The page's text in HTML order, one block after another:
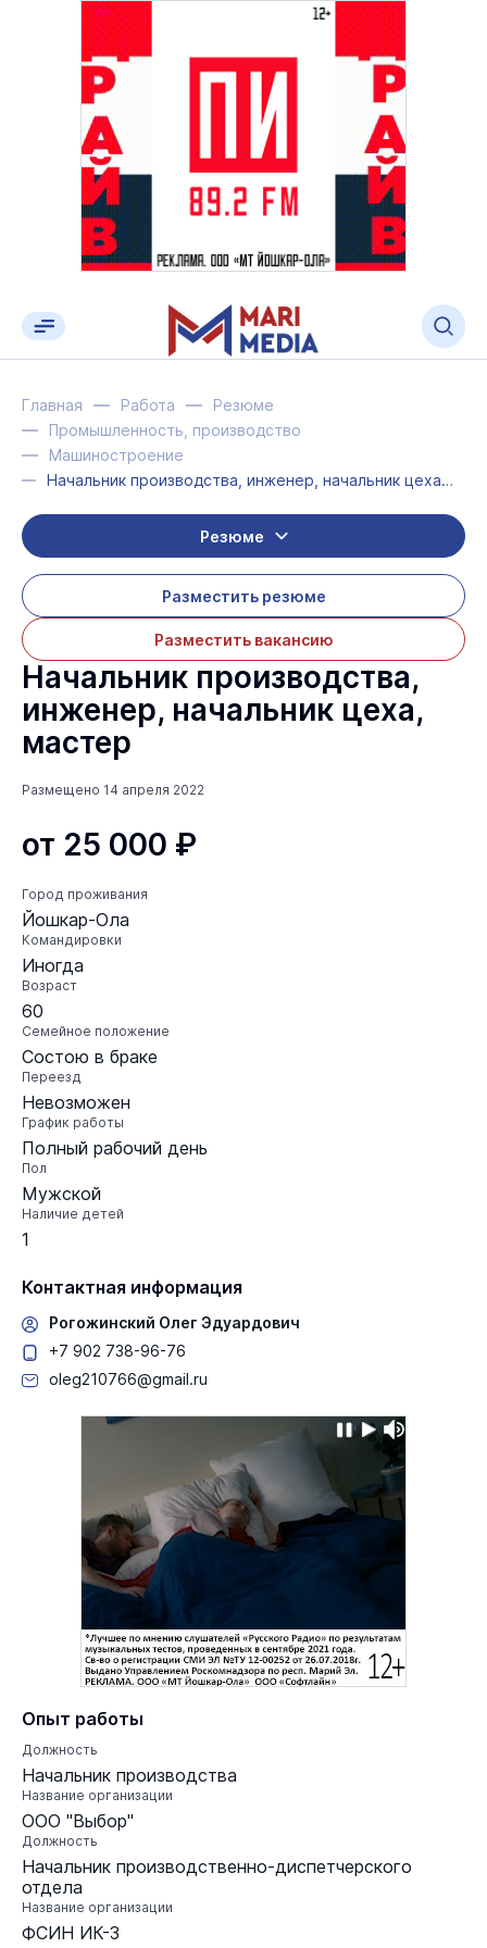
Главная Работа
Резюме
Промышленность, производство
Машиностроение
Начальник производства, инженер, начальник цеха, мастер
Разместить резюме
Разместить вакансию
Резюме
Начальник производства,
инженер, начальник цеха,
мастер
Размещено 14 апреля 2022
от 25 000 ₽
Город проживания
Йошкар-Ола
Командировки
Иногда
Возраст
60
Семейное положение
Состою в браке
Переезд
Невозможен
График работы
Полный рабочий день
Пол
Мужской
Наличие детей
1
Контактная информация
Рогожинский Олег Эдуардович
+7 902 738-96-76
oleg210766@gmail.ru
Опыт работы
Должность
Начальник производства
Название организации
ООО "Выбор"
Должность
Начальник производственно-диспетчерского
отдела
Название организации
ФСИН ИК-3